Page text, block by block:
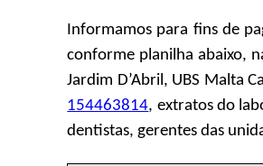
Informamos para fins de
conforme planilha abaixo,
Jardim D’Abril, UBS Malta
154463814, extratos do
dentistas, gerentes das